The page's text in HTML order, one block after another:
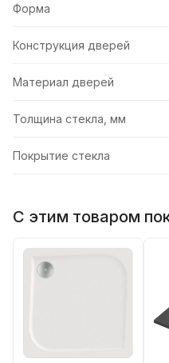
Форма
Конструкция дверей
Материал дверей
Толщина стекла, мм
Покрытие стекла
С этим товаром